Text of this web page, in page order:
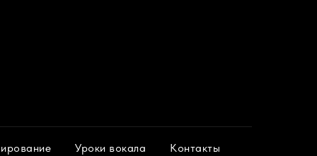
Уроки вокала Контакты